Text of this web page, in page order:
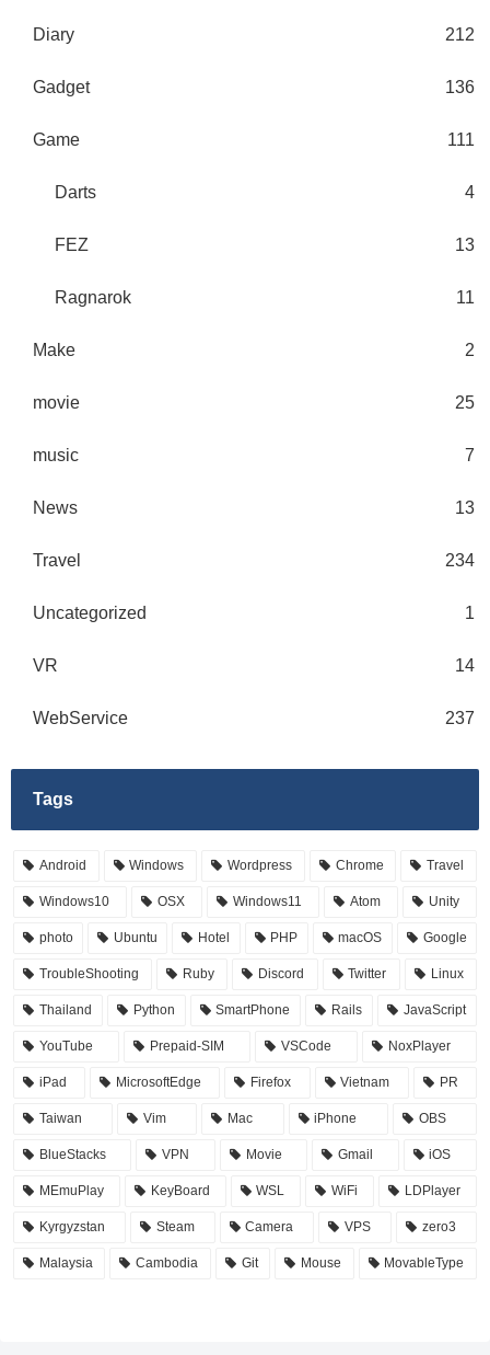
Diary 212
Gadget 136
Game 111
Darts 4
FEZ 13
Ragnarok 11
Make 2
movie 25
music 7
News 13
Travel 234
Uncategorized 1
VR 14
WebService 237
Tags
Android Windows Wordpress Chrome Travel
Windows10 OSX Windows11 Atom Unity
photo Ubuntu Hotel PHP macOS Google
TroubleShooting Ruby Discord Twitter Linux
Thailand Python SmartPhone Rails JavaScript
YouTube Prepaid-SIM VSCode NoxPlayer
iPad MicrosoftEdge Firefox Vietnam PR
Taiwan Vim Mac iPhone OBS
BlueStacks VPN Movie Gmail iOS
MEmuPlay KeyBoard WSL WiFi LDPlayer
Kyrgyzstan Steam Camera VPS zero3
Malaysia Cambodia Git Mouse MovableType